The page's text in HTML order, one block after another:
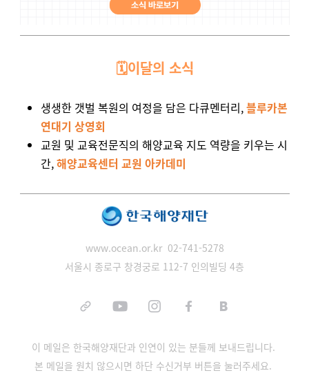
🗓️이달의 소식
생생한 갯벌 복원의 여정을 담은 다큐멘터리,블루카본
연대기 상영회
교원 및 교육전문직의 해양교육 지도 역량을 키우는 시
간,해양교육센터 교원 아카데미
www.ocean.or.kr02-741-5278
서울시 종로구 창경궁로 112-7 인의빌딩 4층
이 메일은 한국해양재단과 인연이 있는 분들께 보내드립니다.
본 메일을 원치 않으시면 하단 수신거부 버튼을 눌러주세요.